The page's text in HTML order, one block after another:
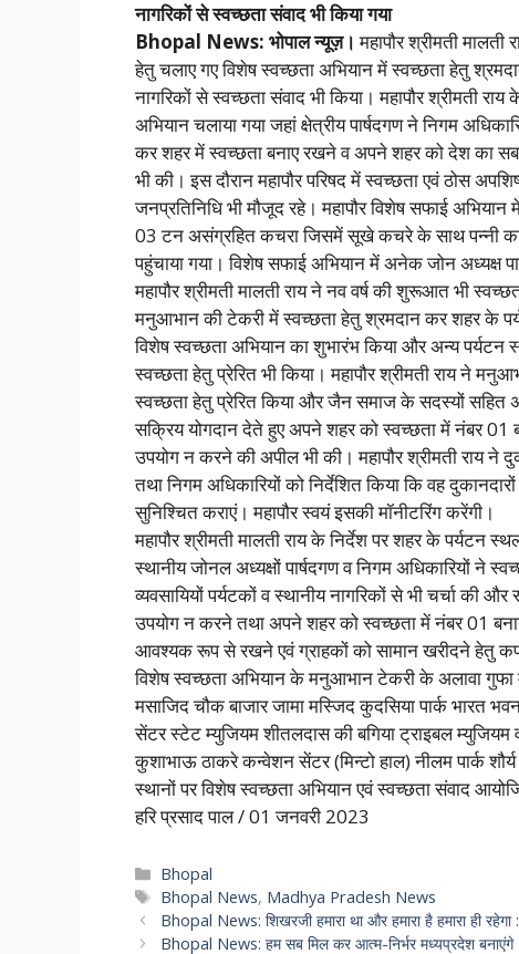
नागरिकों से स्वच्छता संवाद भी किया गया
Bhopal News: भोपाल न्यूज़।महापौर श्रीमती
हेतु चलाए गए विशेष स्वच्छता अभियान में स्वच्छता हेतु
नागरिकों से स्वच्छता संवाद भी किया। महापौर श्रीमती
अभियान चलाया गया जहां क्षेत्रीय पार्षदगण ने निगम
कर शहर में स्वच्छता बनाए रखने व अपने शहर को देश का
भी की। इस दौरान महापौर परिषद में स्वच्छता एवं ठोस
जनप्रतिनिधि भी मौजूद रहे। महापौर विशेष सफाई
03 टन असंग्रहित कचरा जिसमें सूखे कचरे के साथ पन्नी
पहुंचाया गया। विशेष सफाई अभियान में अनेक जोन अध्यक्ष
महापौर श्रीमती मालती राय ने नव वर्ष की शुरूआत भी
मनुआभान की टेकरी में स्वच्छता हेतु श्रमदान कर शहर के
विशेष स्वच्छता अभियान का शुभारंभ किया और अन्य पर्यटन
स्वच्छता हेतु प्रेरित भी किया। महापौर श्रीमती राय ने
स्वच्छता हेतु प्रेरित किया और जैन समाज के सदस्यों सहित
सक्रिय योगदान देते हुए अपने शहर को स्वच्छता में नंबर 01
उपयोग न करने की अपील भी की। महापौर श्रीमती राय
तथा निगम अधिकारियों को निर्देशित किया कि वह
सुनिश्चित कराएं। महापौर स्वयं इसकी मॉनीटरिंग करेंगी।
महापौर श्रीमती मालती राय के निर्देश पर शहर के
स्थानीय जोनल अध्यक्षों पार्षदगण व निगम अधिकारियों
व्यवसायियों पर्यटकों व स्थानीय नागरिकों से भी चर्चा की
उपयोग न करने तथा अपने शहर को स्वच्छता में नंबर 01
आवश्यक रूप से रखने एवं ग्राहकों को सामान खरीदने हेतु
विशेष स्वच्छता अभियान के मनुआभान टेकरी के अलावा गुफा
मसाजिद चौक बाजार जामा मस्जिद कुदसिया पार्क भारत
सेंटर स्टेट म्युजियम शीतलदास की बगिया ट्राइबल म्युजियम
कुशाभाऊ ठाकरे कन्वेशन सेंटर (मिन्टो हाल) नीलम पार्क
स्थानों पर विशेष स्वच्छता अभियान एवं स्वच्छता संवाद
हरि प्रसाद पाल / 01 जनवरी 2023
Categories
Bhopal
Tags
Bhopal News, Madhya Pradesh News
Bhopal News: शिखरजी हमारा था और हमारा है हमारा ही रहेगा
Bhopal News: हम सब मिल कर आत्म-निर्भर मध्यप्रदेश बनाएंगे